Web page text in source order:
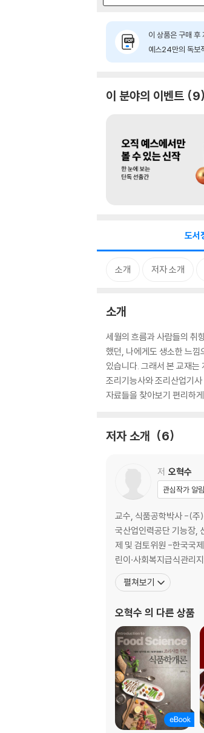
이 상품은 구매 후
예스24만의 독보
이 분야의 이벤트 9
도서
소개 저자 소개
소개
세월의 흐름과 사람들의 취
했던, 나에게도 생소한 느낌
있습니다. 그래서 본 교재
조리기능사와 조리산업기
자료들을 찾아보기 편리하
저자 소개 6
저 오혁수
관심작가 알
교수, 식품공학박사 -(주
국산업인력공단 기능장,
제 및 검토위원 -한국국
린이·사회복지급식관리
펼쳐보기
오혁수 의 다른 상품